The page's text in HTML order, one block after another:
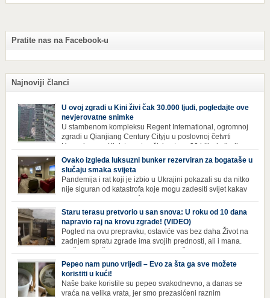
Pratite nas na Facebook-u
Najnoviji članci
U ovoj zgradi u Kini živi čak 30.000 ljudi, pogledajte ove
nevjerovatne snimke
U stambenom kompleksu Regent International, ogromnoj
zgradi u Qianjiang Century Cityju u poslovnoj četvrti
Hangzhoua u Kini, trenutno živi gotovo 30 hiljada ljudi,
koji nikad ne moraju izaći iz njega. Naime, s obzirom na to da unutar
zgrade mogu pronaći sve potrepštine koje im zatrebaju, stanari ovog
kompleksa zapravo nemaju potrebe izlaziti izvan njega ako […]
Ovako izgleda luksuzni bunker rezerviran za bogataše u
slučaju smaka svijeta
Pandemija i rat koji je izbio u Ukrajini pokazali su da nitko
nije siguran od katastrofa koje mogu zadesiti svijet kakav
poznajemo. I dok se većina ljudi nada da situacija u
svijetu neće postati još gora te da su prijetnje nuklearnim oružjem
isprazne, ima i onih koji se spremaju za najgori scenariji. Naime,
Survival Condo […]
Staru terasu pretvorio u san snova: U roku od 10 dana
napravio raj na krovu zgrade! (VIDEO)
Pogled na ovu prepravku, ostaviće vas bez daha Život na
zadnjem spratu zgrade ima svojih prednosti, ali i mana.
Izloženost kiši, suncu, vetru i snijegu čini da se materijali
brže troše, a terasa poprimi ruiniran izgled. Ovaj muškarac je promijenio
sve, kada je renovirao terasu i sebi stvorio zaista rajski kutak. Uživajte i
vi u […]
Pepeo nam puno vrijedi – Evo za šta ga sve možete
koristiti u kući!
Naše bake koristile su pepeo svakodnevno, a danas se
vraća na velika vrata, jer smo prezasićeni raznim